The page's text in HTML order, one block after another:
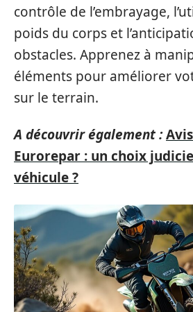
contrôle de l’embrayage,
poids du corps et
obstacles. Apprenez à
éléments pour améliorer
sur le terrain.
A découvrir également :
Eurorepar : un choix
véhicule ?